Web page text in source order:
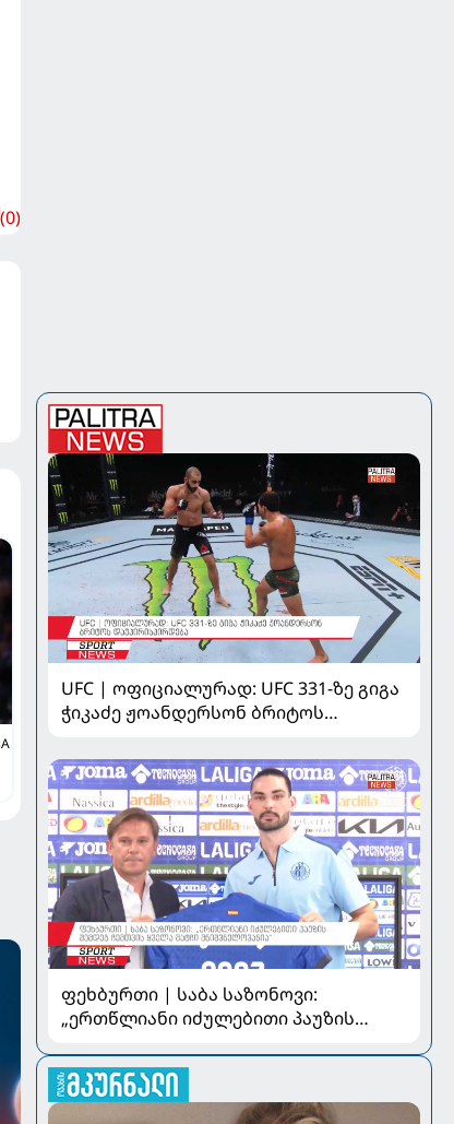
(0)
UFC | ოფიციალურად: UFC 331-ზე გიგა
ჭიკაძე ჟოანდერსონ ბრიტოს
ფეხბურთი | საბა საზონოვი:
„ერთწლიანი იძულებითი პაუზის
მნიშვნელოვანია“